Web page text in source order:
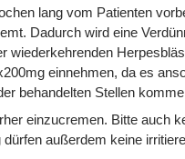
lang vom Patienten
Dadurch wird eine
wiederkehrenden
einnehmen, da es
behandelten Stellen
einzucremen. Bitte auch
außerdem keine